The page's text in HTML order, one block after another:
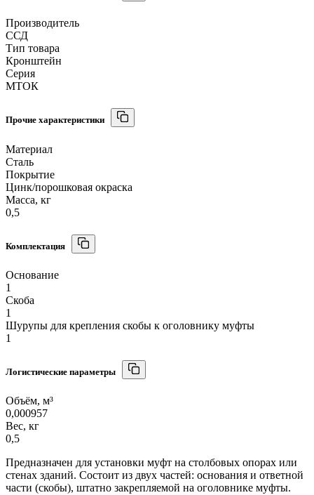
Производитель
ССД
Тип товара
Кронштейн
Серия
МТОК
Прочие характеристики
Материал
Сталь
Покрытие
Цинк/порошковая окраска
Масса, кг
0,5
Комплектация
Основание
1
Скоба
1
Шурупы для крепления скобы к оголовнику муфты
1
Логистические параметры
Объём, м³
0,000957
Вес, кг
0,5
Предназначен для установки муфт на столбовых опорах или
стенах зданий. Состоит из двух частей: основания и ответной
части (скобы), штатно закрепляемой на оголовнике муфты.